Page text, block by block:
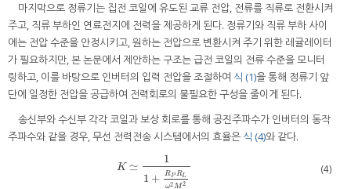
마지막으로 정류기는 집전 코일에 유도된 교류 전압, 전류를 직류로 전환시켜
주고, 직류 부하인 연료전지에 전력을 제공하게 된다. 정류기와 직류 부하 사이
에는 전압 수준을 안정시키고, 원하는 전압으로 변환시켜 주기 위한 레귤레이터
가 필요하지만, 본 논문에서 제안하는 구조는 급전 코일의 전류 수준을 모니터
링하고, 이를 바탕으로 인버터의 입력 전압을 조절하여 식 (1)을 통해 정류기 앞
단에 일정한 전압을 공급하여 전력회로의 불필요한 구성을 줄이게 된다.
송신부와 수신부 각각 코일과 보상 회로를 통해 공진주파수가 인버터의 동작
주파수와 같을 경우, 무선 전력전송 시스템에서의 효율은 식 (4)와 같다.
K ≃
1
1 + RP RL
ω2M2
K≃11 +RPRLω2M2 (4)